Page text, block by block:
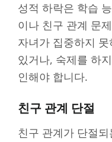
성적 하락은 학습
이나 친구 관계 문
자녀가 집중하지
있거나, 숙제를 하
인해야 합니다.
친구 관계 단절
친구 관계가 단절